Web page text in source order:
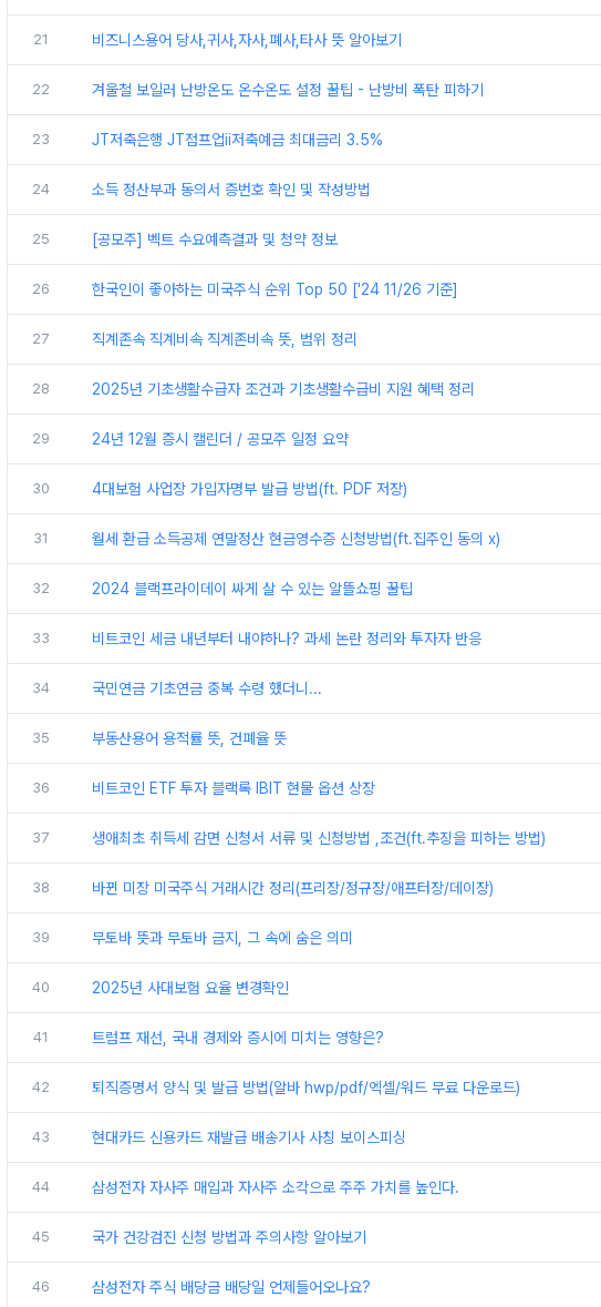
21 비즈니스용어 당사,귀사,자사,폐사,타사 뜻 알아보기
22 겨울철 보일러 난방온도 온수온도 설정 꿀팁 - 난방비 폭탄 피하기
23 JT저축은행 JT점프업ii저축예금 최대금리 3.5%
24 소득 정산부과 동의서 증번호 확인 및 작성방법
25 [공모주] 벡트 수요예측결과 및 청약 정보
26 한국인이 좋아하는 미국주식 순위 Top 50 ['24 11/26 기준]
27 직계존속 직계비속 직계존비속 뜻, 범위 정리
28 2025년 기초생활수급자 조건과 기초생활수급비 지원 혜택 정리
29 24년 12월 증시 캘린더 / 공모주 일정 요약
30 4대보험 사업장 가입자명부 발급 방법(ft. PDF 저장)
31 월세 환급 소득공제 연말정산 현금영수증 신청방법(ft.집주인 동의 x)
32 2024 블랙프라이데이 싸게 살 수 있는 알뜰쇼핑 꿀팁
33 비트코인 세금 내년부터 내야하나? 과세 논란 정리와 투자자 반응
34 국민연금 기초연금 중복 수령 했더니...
35 부동산용어 용적률 뜻, 건폐율 뜻
36 비트코인 ETF 투자 블랙록 IBIT 현물 옵션 상장
37 생애최초 취득세 감면 신청서 서류 및 신청방법 ,조건(ft.추징을 피하는 방법)
38 바뀐 미장 미국주식 거래시간 정리(프리장/정규장/애프터장/데이장)
39 무토바 뜻과 무토바 금지, 그 속에 숨은 의미
40 2025년 사대보험 요율 변경확인
41 트럼프 재선, 국내 경제와 증시에 미치는 영향은?
42 퇴직증명서 양식 및 발급 방법(알바 hwp/pdf/엑셀/워드 무료 다운로드)
43 현대카드 신용카드 재발급 배송기사 사칭 보이스피싱
44 삼성전자 자사주 매입과 자사주 소각으로 주주 가치를 높인다.
45 국가 건강검진 신청 방법과 주의사항 알아보기
46 삼성전자 주식 배당금 배당일 언제들어오나요?